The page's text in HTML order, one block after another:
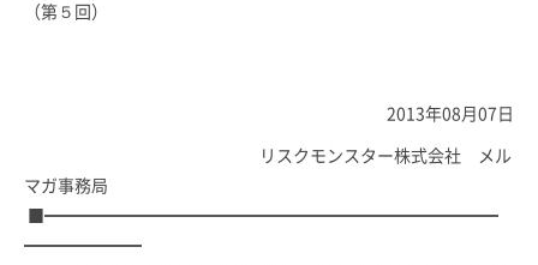
（第５回）
2013年08月07日
リスクモンスター株式会社 メル
マガ事務局
■━━━━━━━━━━━━━━━━━━━━━━━━━━━
━━━━━━━